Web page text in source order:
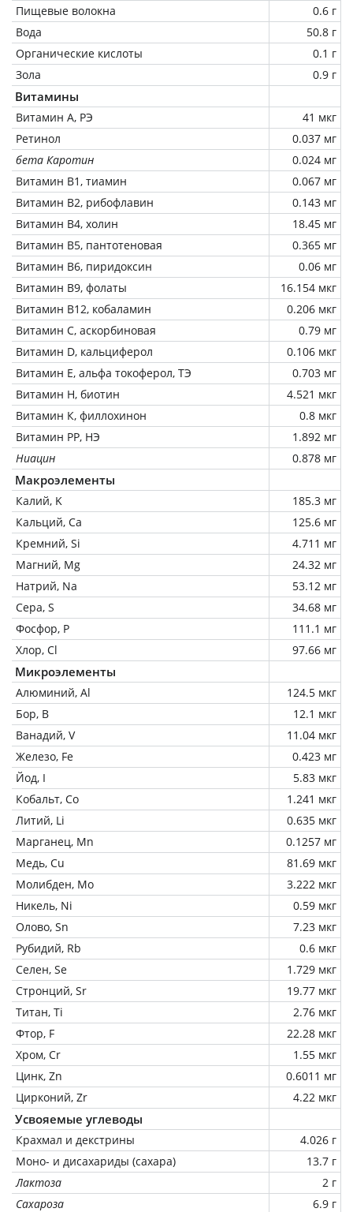
Пищевые волокна
0.6 г
Вода
50.8 г
Органические кислоты
0.1 г
Зола
0.9 г
Витамины
Витамин А, РЭ
41 мкг
Ретинол
0.037 мг
бета Каротин
0.024 мг
Витамин В1, тиамин
0.067 мг
Витамин В2, рибофлавин
0.143 мг
Витамин В4, холин
18.45 мг
Витамин В5, пантотеновая
0.365 мг
Витамин В6, пиридоксин
0.06 мг
Витамин В9, фолаты
16.154 мкг
Витамин В12, кобаламин
0.206 мкг
Витамин C, аскорбиновая
0.79 мг
Витамин D, кальциферол
0.106 мкг
Витамин Е, альфа токоферол, ТЭ
0.703 мг
Витамин Н, биотин
4.521 мкг
Витамин К, филлохинон
0.8 мкг
Витамин РР, НЭ
1.892 мг
Ниацин
0.878 мг
Макроэлементы
Калий, K
185.3 мг
Кальций, Ca
125.6 мг
Кремний, Si
4.711 мг
Магний, Mg
24.32 мг
Натрий, Na
53.12 мг
Сера, S
34.68 мг
Фосфор, P
111.1 мг
Хлор, Cl
97.66 мг
Микроэлементы
Алюминий, Al
124.5 мкг
Бор, B
12.1 мкг
Ванадий, V
11.04 мкг
Железо, Fe
0.423 мг
Йод, I
5.83 мкг
Кобальт, Co
1.241 мкг
Литий, Li
0.635 мкг
Марганец, Mn
0.1257 мг
Медь, Cu
81.69 мкг
Молибден, Mo
3.222 мкг
Никель, Ni
0.59 мкг
Олово, Sn
7.23 мкг
Рубидий, Rb
0.6 мкг
Селен, Se
1.729 мкг
Стронций, Sr
19.77 мкг
Титан, Ti
2.76 мкг
Фтор, F
22.28 мкг
Хром, Cr
1.55 мкг
Цинк, Zn
0.6011 мг
Цирконий, Zr
4.22 мкг
Усвояемые углеводы
Крахмал и декстрины
4.026 г
Моно- и дисахариды (сахара)
13.7 г
Лактоза
2 г
Сахароза
6.9 г